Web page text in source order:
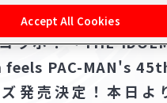
シリアル
あいことば
歴 Pレポ
周年×パックマ
ラボ！「THE
PAC-MAN's
発売決定！本日よ
Accept All Cookies